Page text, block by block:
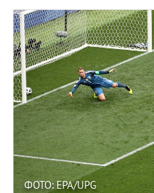
ФОТО: EPA/UPG